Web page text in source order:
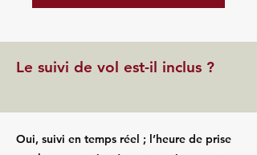
Le suivi de vol est-il inclus ?
Oui, suivi en temps réel ; l’heure de prise